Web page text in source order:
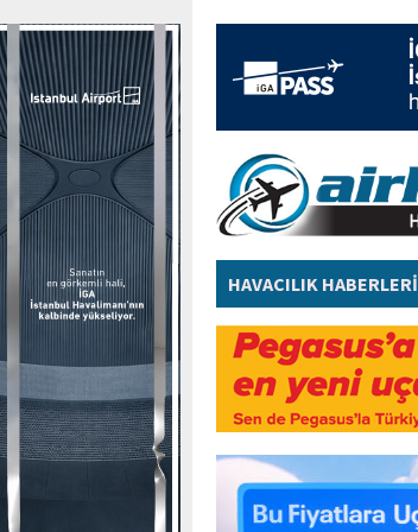
HAVACILIK HABERLERİ